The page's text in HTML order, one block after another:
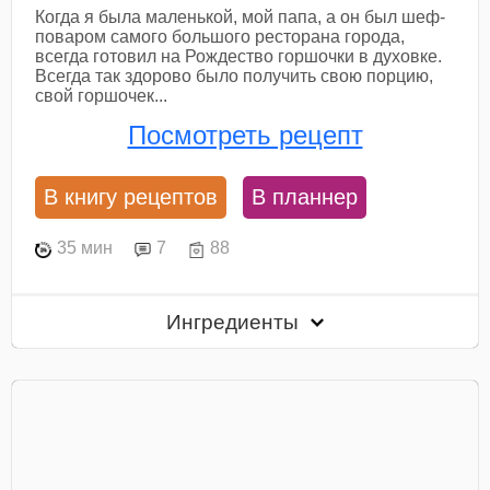
Когда я была маленькой, мой папа, а он был шеф-
поваром самого большого ресторана города,
всегда готовил на Рождество горшочки в духовке.
Всегда так здорово было получить свою порцию,
свой горшочек...
Посмотреть рецепт
В книгу рецептов В планнер
35 мин 7 88
Ингредиенты